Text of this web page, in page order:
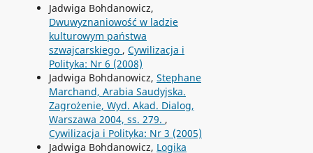
Jadwiga Bohdanowicz,
Dwuwyznaniowość w ladzie
kulturowym państwa
szwajcarskiego , Cywilizacja i
Polityka: Nr 6 (2008)
Jadwiga Bohdanowicz, Stephane
Marchand, Arabia Saudyjska.
Zagrożenie, Wyd. Akad. Dialog,
Warszawa 2004, ss. 279. ,
Cywilizacja i Polityka: Nr 3 (2005)
Jadwiga Bohdanowicz, Logika